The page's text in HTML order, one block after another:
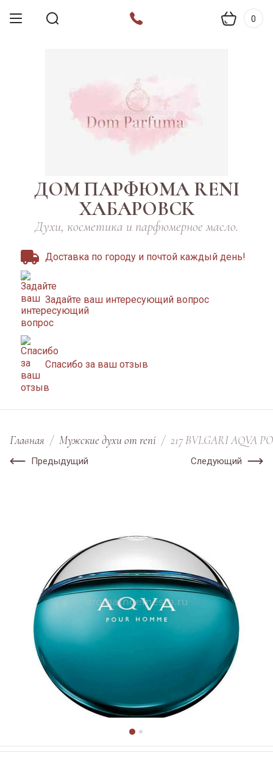
0
ДОМ ПАРФЮМА RENI
ХАБАРОВСК
Духи, косметика и парфюмерное масло.
Доставка по городу и почтой каждый день!
Задайте ваш интересующий вопрос
Спасибо за ваш отзыв
Главная / Мужские духи от reni / 217 BVLGARI AQVA
Предыдущий Следующий